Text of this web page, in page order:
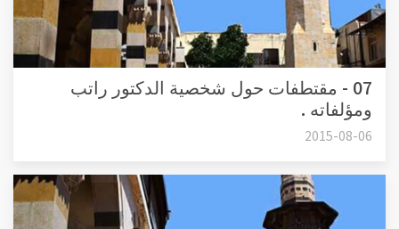
07 - مقتطفات حول شخصية الدكتور راتب
ومؤلفاته .
2015-08-06